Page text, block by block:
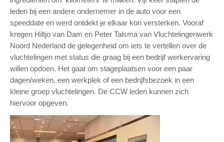
leden bij een andere ondernemer in de auto voor een
speeddate en werd ontdekt je elkaar kon versterken. Vooraf
kregen Hiltjo van Dam en Peter Talsma van Vluchtelingenwerk
Noord Nederland de gelegenheid om iets te vertellen over de
vluchtelingen met status die graag bij een bedrijf werkervaring
willen opdoen. Het gaat om stageplaatsen voor een paar
dagen/weken, een werkplek of een bedrijfsbezoek in een
kleine groep vluchtelingen. De CCW leden kunnen zich
hiervoor opgeven.